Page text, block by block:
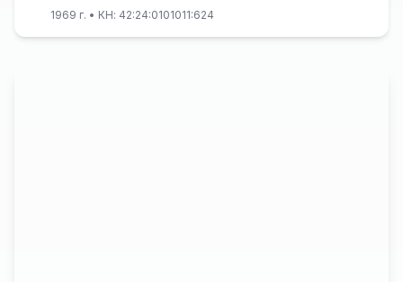
1969 г. • КН: 42:24:0101011:624